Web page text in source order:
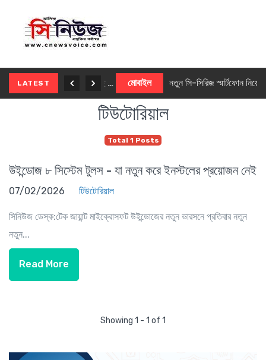
LATEST মোবাইল নতুন সি-সিরিজ স্মার্টফোন নিয়ে আসছে রিয়েলমি
টিউটোরিয়াল
Total 1 Posts
উইন্ডোজ ৮ সিস্টেম টুলস - যা নতুন করে ইনস্টলের প্রয়োজন নেই
07/02/2026 টিউটোরিয়াল
সিনিউজ ডেস্ক:টেক জায়ান্ট মাইক্রোসফট উইন্ডোজের নতুন ভারসনে প্রতিবার নতুন
নতুন...
Read More
Showing 1 - 1 of 1